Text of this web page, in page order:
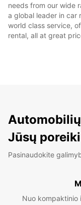
needs from our wide
a global leader in car
world class service,
rental, all at great
Jūsų
Pasinaudokite
Nuo kompaktinio